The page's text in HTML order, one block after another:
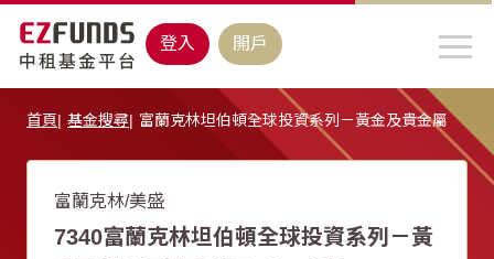
登入 開戶
首頁 基金搜尋 富蘭克林坦伯頓全球投資系列－黃金及貴金屬
富蘭克林/美盛
7340富蘭克林坦伯頓全球投資系列－黃